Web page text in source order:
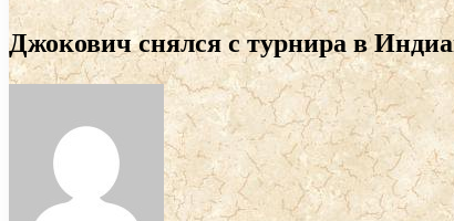
Джокович снялся с турнира в